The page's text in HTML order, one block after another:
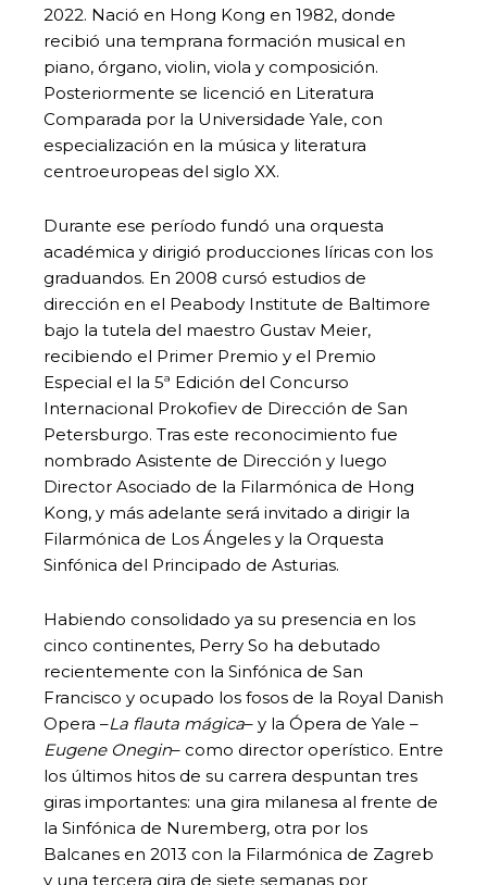
2022. Nació en Hong Kong en 1982, donde
recibió una temprana formación musical en
piano, órgano, violin, viola y composición.
Posteriormente se licenció en Literatura
Comparada por la Universidade Yale, con
especialización en la música y literatura
centroeuropeas del siglo XX.
Durante ese período fundó una orquesta
académica y dirigió producciones líricas con los
graduandos. En 2008 cursó estudios de
dirección en el Peabody Institute de Baltimore
bajo la tutela del maestro Gustav Meier,
recibiendo el Primer Premio y el Premio
Especial el la 5ª Edición del Concurso
Internacional Prokofiev de Dirección de San
Petersburgo. Tras este reconocimiento fue
nombrado Asistente de Dirección y luego
Director Asociado de la Filarmónica de Hong
Kong, y más adelante será invitado a dirigir la
Filarmónica de Los Ángeles y la Orquesta
Sinfónica del Principado de Asturias.
Habiendo consolidado ya su presencia en los
cinco continentes, Perry So ha debutado
recientemente con la Sinfónica de San
Francisco y ocupado los fosos de la Royal Danish
Opera –La flauta mágica– y la Ópera de Yale –
Eugene Onegin– como director operístico. Entre
los últimos hitos de su carrera despuntan tres
giras importantes: una gira milanesa al frente de
la Sinfónica de Nuremberg, otra por los
Balcanes en 2013 con la Filarmónica de Zagreb
y una tercera gira de siete semanas por